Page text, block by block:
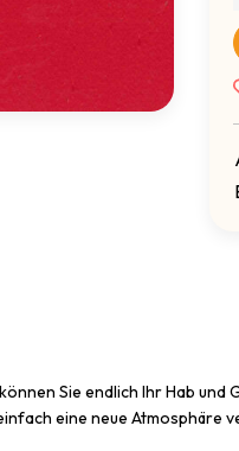
Sie endlich Ihr Hab
eine neue Atmosphäre